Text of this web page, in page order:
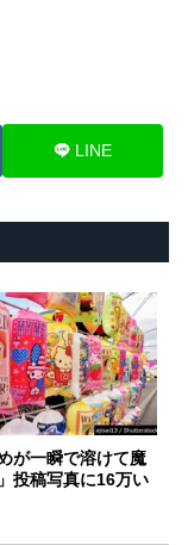
LINE
が一瞬で溶けて魔
投稿写真に16万い